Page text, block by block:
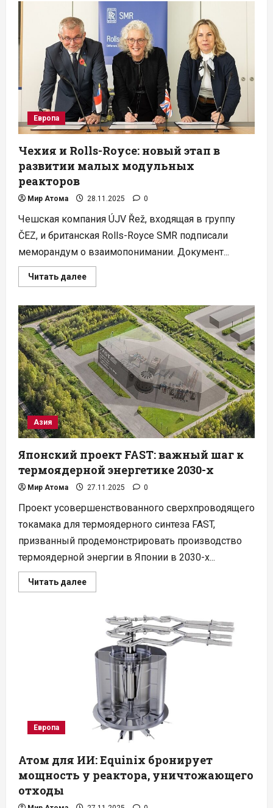
атома
Тайване:
две
АЭС
готовят
к
перезапуску
Европа
Чехия и Rolls-Royce: новый этап в
развитии малых модульных
реакторов
Мир Атома 28.11.2025 0
Чешская компания ÚJV Řež, входящая в группу
ČEZ, и британская Rolls-Royce SMR подписали
меморандум о взаимопонимании. Документ...
Читать далееПрочитать
больше
и
Rolls-
Royce:
новый
этап
в
развитии
малых
модульных
реакторов
Азия
Японский проект FAST: важный шаг к
термоядерной энергетике 2030-х
Мир Атома 27.11.2025 0
Проект усовершенствованного сверхпроводящего
токамака для термоядерного синтеза FAST,
призванный продемонстрировать производство
термоядерной энергии в Японии в 2030-х...
Читать далееПрочитать
больше
проект
FAST:
важный
термоядерной
энергетике
2030-
Европа
Атом для ИИ: Equinix бронирует
мощность у реактора, уничтожающего
отходы